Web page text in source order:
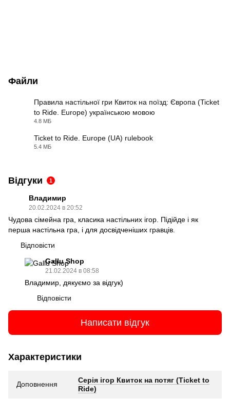
Файли
Правила настільної гри Квиток на поїзд: Європа (Ticket
to Ride. Europe) українською мовою
4.8 МБ
Ticket to Ride. Europe (UA) rulebook
5.4 МБ
Відгуки 1
Владимир
20.02.2024 в 20:52
Чудова сімейна гра, класика настільних ігор. Підійде і як
перша настільна гра, і для досвідченіших гравців.
Відповісти
Gallu Shop
21.02.2024 в 08:58
Владимир, дякуємо за відгук)
Відповісти
Написати відгук
Характеристики
Доповнення
Серія ігор Квиток на потяг (Ticket to
Ride)